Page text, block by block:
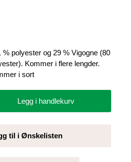
polyester og 29 % Vigogne (80
Kommer i flere lengder.
i sort
Legg i handlekurv
til i Ønskelisten